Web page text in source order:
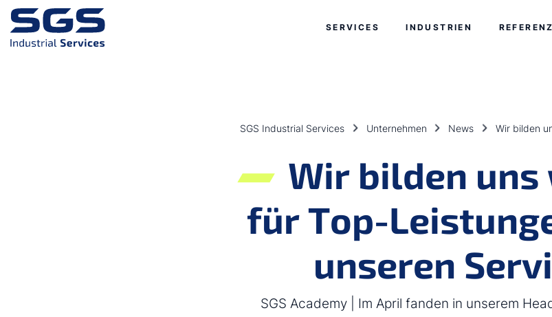
SERVICES INDUSTRIEN
SGS Industrial Services Unternehmen News Wir bilden
Wir bilden uns
für Top-
unseren
SGS Academy | Im April fanden in unserem